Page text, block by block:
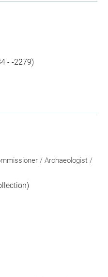
- -2279)
/ Archaeologist /